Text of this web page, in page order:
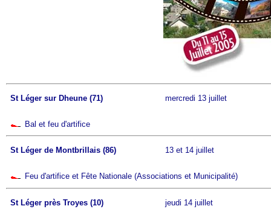
St Léger sur Dheune (71) mercredi 13 juillet
Bal et feu d'artifice
St Léger de Montbrillais (86) 13 et 14 juillet
Feu d'artifice et Fête Nationale (Associations et Municipalité)
St Léger près Troyes (10) jeudi 14 juillet